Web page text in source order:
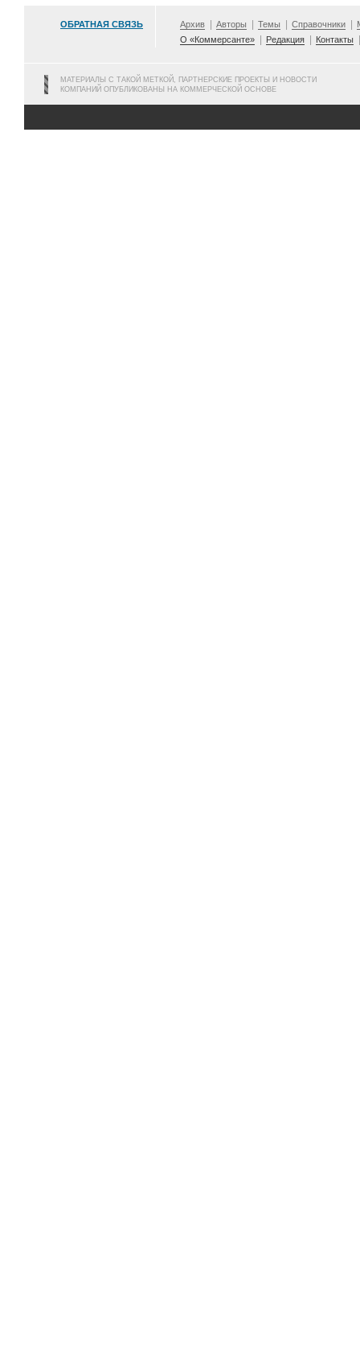
ОБРАТНАЯ СВЯЗЬ Архив Авторы Темы Справочники
О «Коммерсанте»
Редакция Контакты
МАТЕРИАЛЫ С ТАКОЙ МЕТКОЙ, ПАРТНЕРСКИЕ ПРОЕКТЫ И НОВОСТИ
КОМПАНИЙ ОПУБЛИКОВАНЫ НА КОММЕРЧЕСКОЙ ОСНОВЕ